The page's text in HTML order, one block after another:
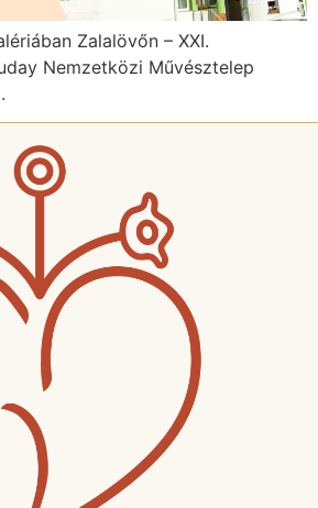
Zalalövőn – XXI.
Nemzetközi Művésztelep